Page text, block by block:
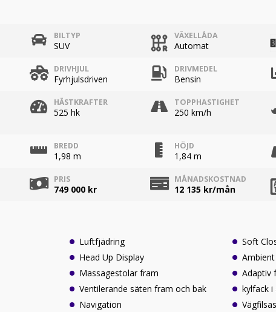
BILTYP
SUV
VÄXELLÅDA
Automat
DRIVHJUL
Fyrhjulsdriven
DRIVMEDEL
Bensin
HÄSTKRAFTER
525 hk
TOPPHASTIGHET
250 km/h
BREDD
1,98 m
HÖJD
1,84 m
PRIS
749 000 kr
MÅNADSKOSTNAD
12 135 kr/mån
Luftfjädring
Head Up Display
Massagestolar fram
Ventilerande säten fram och bak
Navigation
Soft
Adaptiv
kylfack